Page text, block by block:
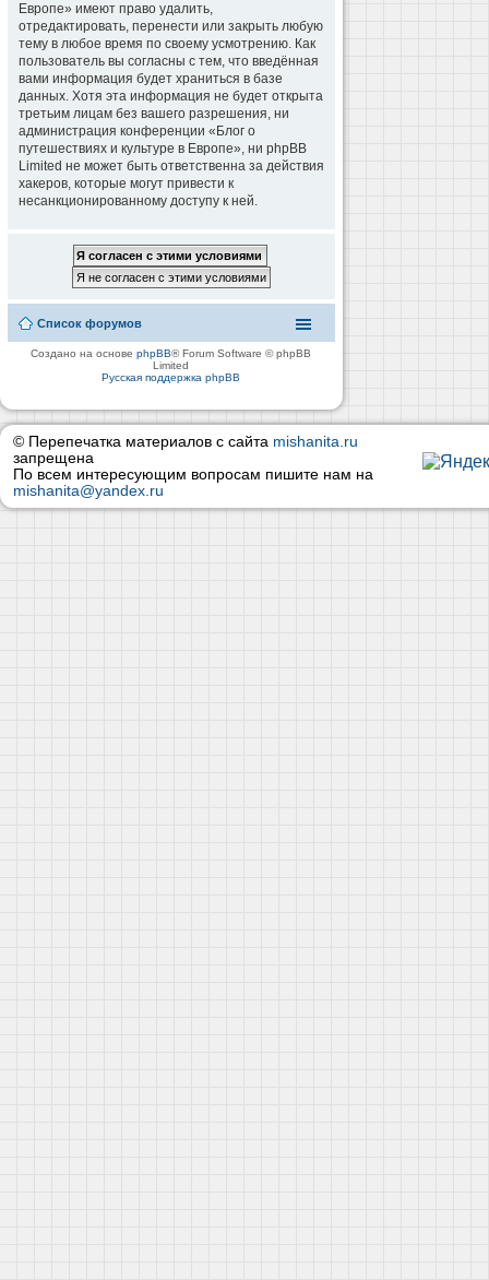
Европе» имеют право удалить,
отредактировать, перенести или закрыть любую
тему в любое время по своему усмотрению. Как
пользователь вы согласны с тем, что введённая
вами информация будет храниться в базе
данных. Хотя эта информация не будет открыта
третьим лицам без вашего разрешения, ни
администрация конференции «Блог о
путешествиях и культуре в Европе», ни phpBB
Limited не может быть ответственна за действия
хакеров, которые могут привести к
несанкционированному доступу к ней.
Список форумов
Создано на основеphpBB® Forum Software © phpBB
Limited
Русская поддержка phpBB
© Перепечатка материалов с сайта mishanita.ru
запрещена
По всем интересующим вопросам пишите нам на
mishanita@yandex.ru